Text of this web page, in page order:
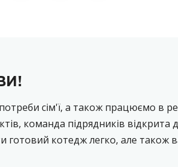
сім'ї, а також працюємо в
команда підрядників відкрита
готовий котедж легко, але